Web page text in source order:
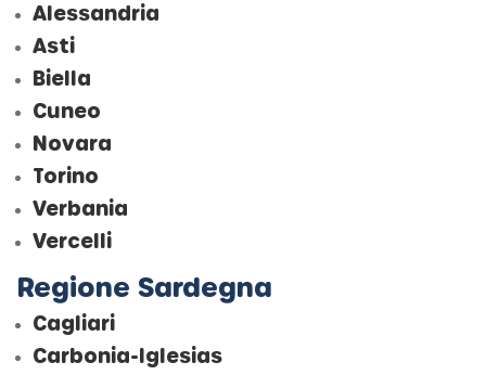
Alessandria
Asti
Biella
Cuneo
Novara
Torino
Verbania
Vercelli
Regione Sardegna
Cagliari
Carbonia-Iglesias